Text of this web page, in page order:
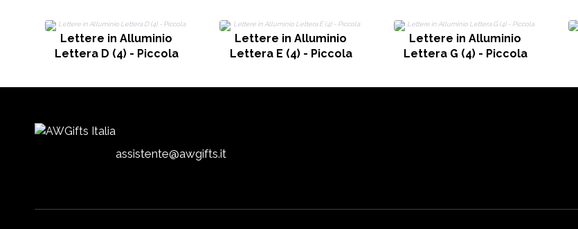
Lettere in Alluminio
Lettera D (4) - Piccola
Lettere in Alluminio
Lettera E (4) - Piccola
Lettere in Alluminio
Lettera G (4) - Piccola
assistente@awgifts.it